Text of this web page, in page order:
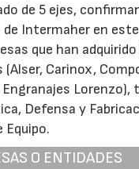
de 5 ejes,
de Intermaher en
que han
(Alser, Carinox,
Lorenzo),
Defensa y
Equipo.
O ENTIDADES